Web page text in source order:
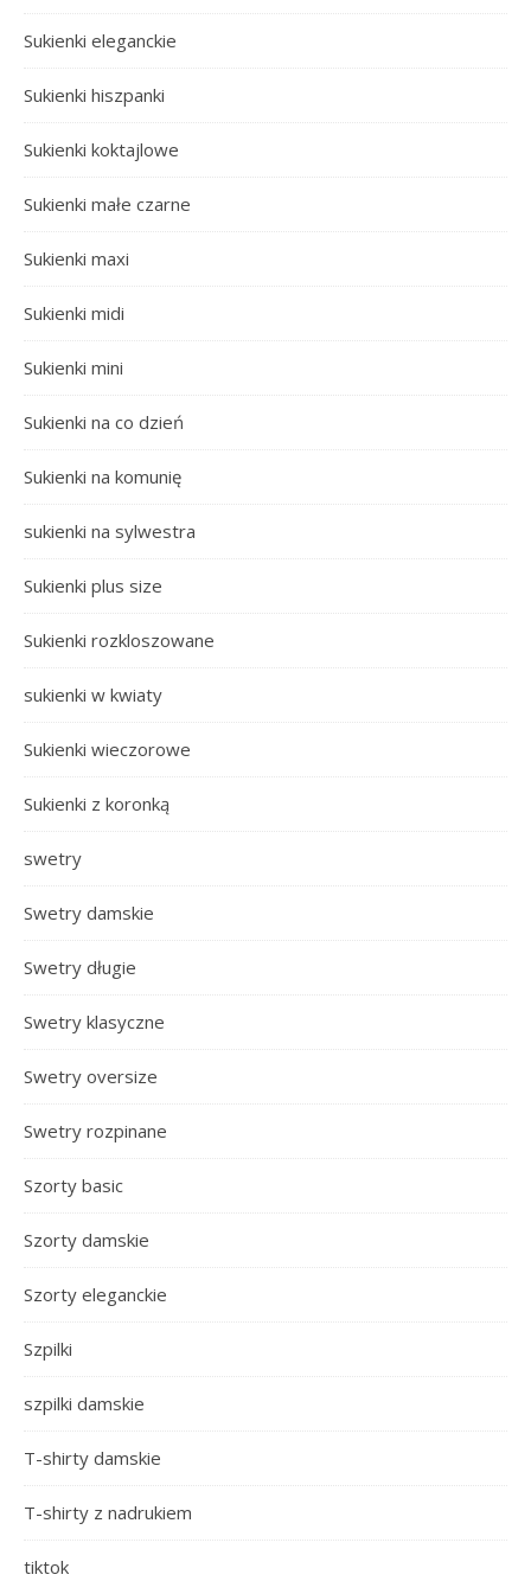
Sukienki eleganckie
Sukienki hiszpanki
Sukienki koktajlowe
Sukienki małe czarne
Sukienki maxi
Sukienki midi
Sukienki mini
Sukienki na co dzień
Sukienki na komunię
sukienki na sylwestra
Sukienki plus size
Sukienki rozkloszowane
sukienki w kwiaty
Sukienki wieczorowe
Sukienki z koronką
swetry
Swetry damskie
Swetry długie
Swetry klasyczne
Swetry oversize
Swetry rozpinane
Szorty basic
Szorty damskie
Szorty eleganckie
Szpilki
szpilki damskie
T-shirty damskie
T-shirty z nadrukiem
tiktok